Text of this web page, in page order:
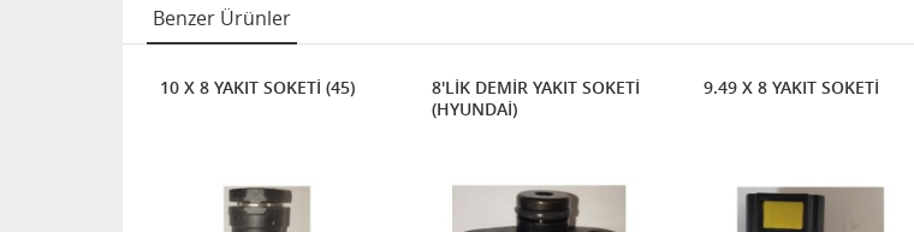
Benzer Ürünler
10 X 8 YAKIT SOKETİ (45)
8'LİK DEMİR YAKIT SOKETİ
(HYUNDAİ)
9.49 X 8 YAKIT SOKETİ